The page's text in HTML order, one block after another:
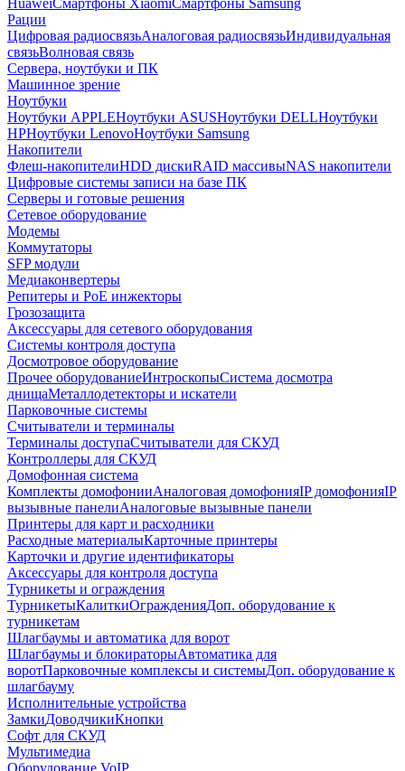
HuaweiСмартфоны XiaomiСмартфоны Samsung
Рации
Цифровая радиосвязьАналоговая радиосвязьИндивидуальная
связьВолновая связь
Сервера, ноутбуки и ПК
Машинное зрение
Ноутбуки
Ноутбуки APPLEНоутбуки ASUSНоутбуки DELLНоутбуки
HPНоутбуки LenovoНоутбуки Samsung
Накопители
Флеш-накопителиHDD дискиRAID массивыNAS накопители
Цифровые системы записи на базе ПК
Серверы и готовые решения
Сетевое оборудование
Модемы
Коммутаторы
SFP модули
Медиаконвертеры
Репитеры и PoE инжекторы
Грозозащита
Аксессуары для сетевого оборудования
Системы контроля доступа
Досмотровое оборудование
Прочее оборудованиеИнтроскопыСистема досмотра
днищаМеталлодетекторы и искатели
Парковочные системы
Считыватели и терминалы
Терминалы доступаСчитыватели для СКУД
Контроллеры для СКУД
Домофонная система
Комплекты домофонииАналоговая домофонияIP домофонияIP
вызывные панелиАналоговые вызывные панели
Принтеры для карт и расходники
Расходные материалыКарточные принтеры
Карточки и другие идентификаторы
Аксессуары для контроля доступа
Турникеты и ограждения
ТурникетыКалиткиОгражденияДоп. оборудование к
турникетам
Шлагбаумы и автоматика для ворот
Шлагбаумы и блокираторыАвтоматика для
воротПарковочные комплексы и системыДоп. оборудование к
шлагбауму
Исполнительные устройства
ЗамкиДоводчикиКнопки
Софт для СКУД
Мультимедиа
Оборудование VoIP